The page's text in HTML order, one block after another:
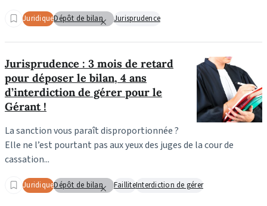
JuridiqueDépôt de bilan Jurisprudence
Jurisprudence : 3 mois de retard
pour déposer le bilan, 4 ans
d’interdiction de gérer pour le
Gérant !
La sanction vous paraît disproportionnée ?
Elle ne l’est pourtant pas aux yeux des juges de la cour de
cassation...
JuridiqueDépôt de bilan FailliteInterdiction de gérer